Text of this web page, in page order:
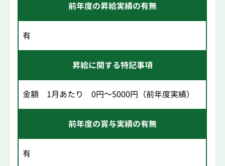
前年度の昇給実績の有無
有
昇給に関する特記事項
金額 1月あたり 0円～5000円（前年度実績）
前年度の賞与実績の有無
有